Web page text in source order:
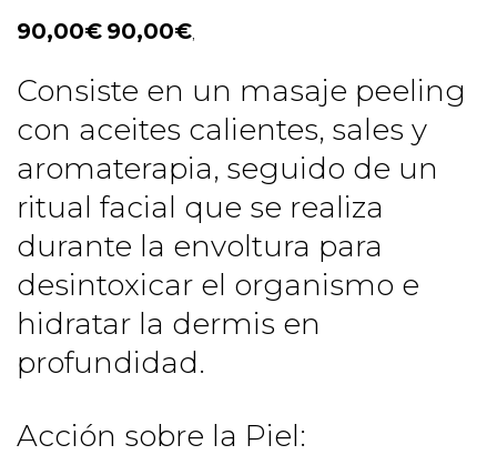
90,00€ 90,00€
Consiste en un masaje peeling
con aceites calientes, sales y
aromaterapia, seguido de un
ritual facial que se realiza
durante la envoltura para
desintoxicar el organismo e
hidratar la dermis en
profundidad.
Acción sobre la Piel: